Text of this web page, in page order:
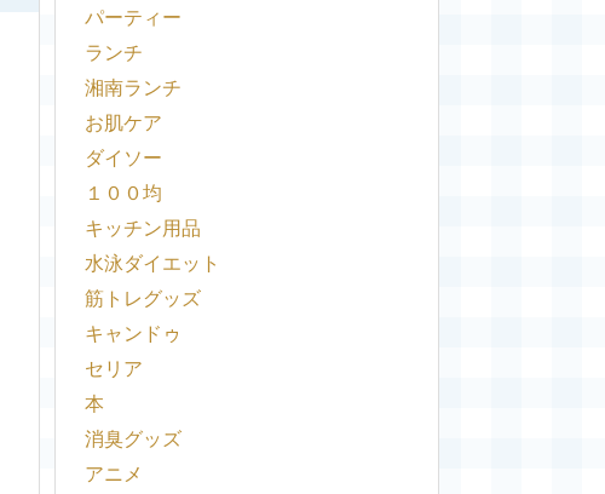
パーティー
ランチ
湘南ランチ
お肌ケア
ダイソー
１００均
キッチン用品
水泳ダイエット
筋トレグッズ
キャンドゥ
セリア
本
消臭グッズ
アニメ